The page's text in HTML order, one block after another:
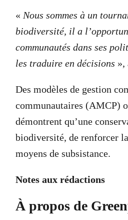
« Nous sommes à un
biodiversité, il a
communautés dans ses
les traduire en décisions »,
Des modèles de gestion
communautaires (AMCP)
démontrent qu’une
biodiversité, de renforcer
moyens de subsistance.
Notes aux rédactions
À propos de